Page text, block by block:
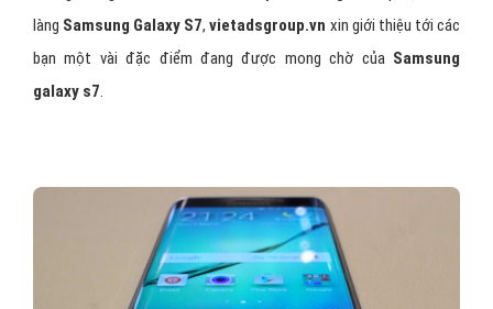
làng Samsung Galaxy S7,vietadsgroup.vn xin giới thiệu tới các
bạn một vài đặc điểm đang được mong chờ của Samsung
galaxy s7.